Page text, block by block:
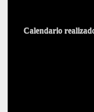
Calendario